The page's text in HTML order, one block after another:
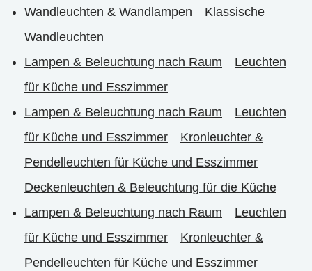
Wandleuchten & Wandlampen
Klassische
Wandleuchten
Lampen & Beleuchtung nach Raum
Leuchten
für Küche und Esszimmer
Lampen & Beleuchtung nach Raum
Leuchten
für Küche und Esszimmer
Kronleuchter &
Pendelleuchten für Küche und Esszimmer
Deckenleuchten & Beleuchtung für die Küche
Lampen & Beleuchtung nach Raum
Leuchten
für Küche und Esszimmer
Kronleuchter &
Pendelleuchten für Küche und Esszimmer